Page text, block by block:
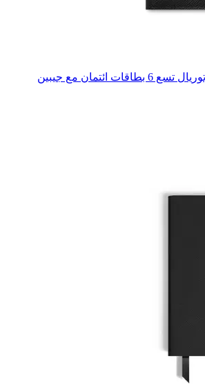
مون بلان محفظة سارتوريال تسع 6 بطاقات ائتمان مع جيبين